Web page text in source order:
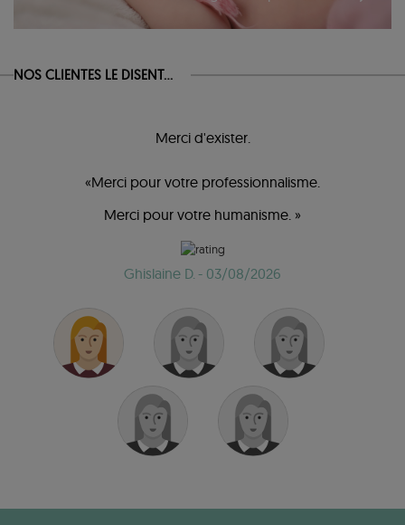
NOS CLIENTES LE DISENT...
Merci d'exister.
«Merci pour votre professionnalisme.
Merci pour votre humanisme. »
Ghislaine D. - 03/08/2026